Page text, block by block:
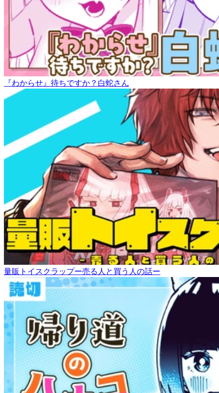
『わからせ』待ちですか？白蛇さん
量販トイスクラップー売る人と買う人の話ー